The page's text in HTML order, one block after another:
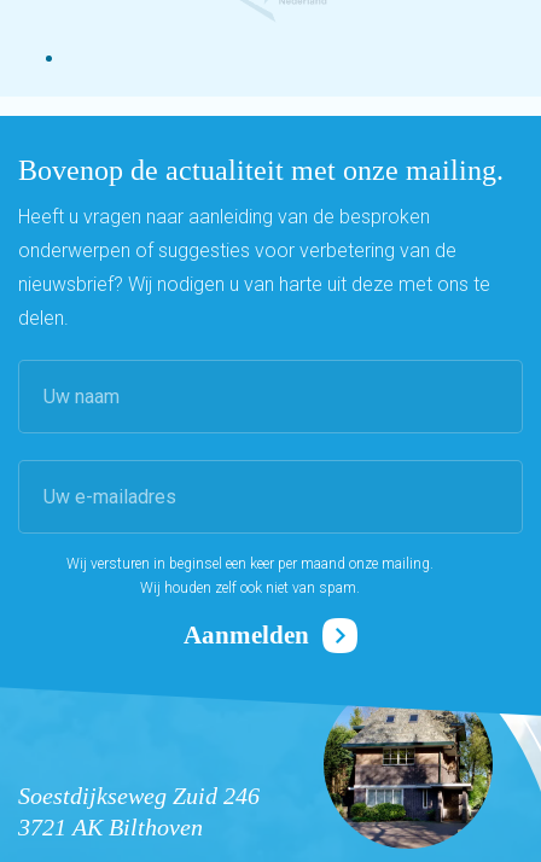
Bovenop de actualiteit met onze mailing.
Heeft u vragen naar aanleiding van de besproken
onderwerpen of suggesties voor verbetering van de
nieuwsbrief? Wij nodigen u van harte uit deze met ons te
delen.
Wij versturen in beginsel een keer per maand onze mailing.
Wij houden zelf ook niet van spam.
Soestdijkseweg Zuid 246
3721 AK Bilthoven